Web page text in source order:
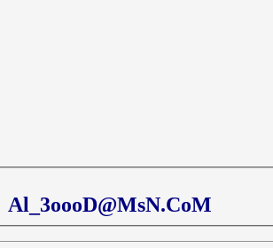
Al_3oooD@MsN.CoM